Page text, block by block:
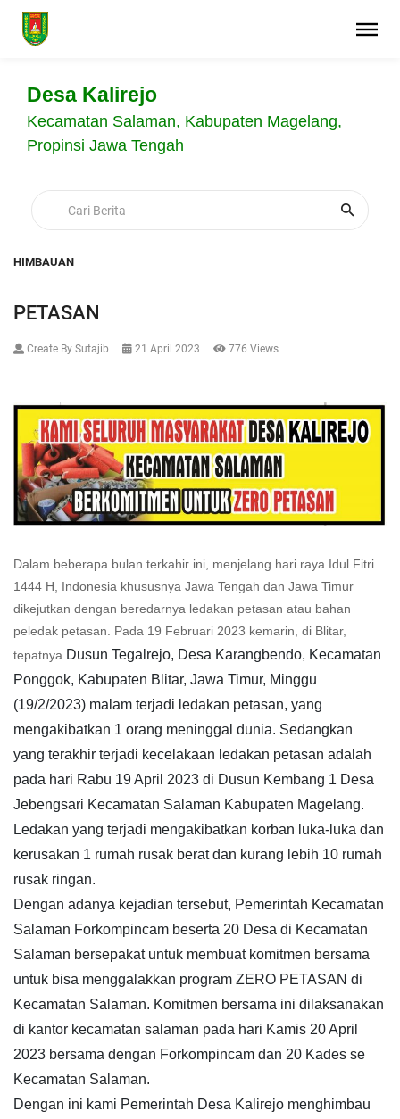
Desa Kalirejo
Kecamatan Salaman, Kabupaten Magelang,
Propinsi Jawa Tengah
HIMBAUAN
PETASAN
Create By Sutajib 21 April 2023 776 Views
Dalam beberapa bulan terkahir ini, menjelang hari raya Idul Fitri
1444 H, Indonesia khususnya Jawa Tengah dan Jawa Timur
dikejutkan dengan beredarnya ledakan petasan atau bahan
peledak petasan. Pada 19 Februari 2023 kemarin, di Blitar,
tepatnya Dusun Tegalrejo, Desa Karangbendo, Kecamatan
Ponggok, Kabupaten Blitar, Jawa Timur, Minggu
(19/2/2023) malam terjadi ledakan petasan, yang
mengakibatkan 1 orang meninggal dunia. Sedangkan
yang terakhir terjadi kecelakaan ledakan petasan adalah
pada hari Rabu 19 April 2023 di Dusun Kembang 1 Desa
Jebengsari Kecamatan Salaman Kabupaten Magelang.
Ledakan yang terjadi mengakibatkan korban luka-luka dan
kerusakan 1 rumah rusak berat dan kurang lebih 10 rumah
rusak ringan.
Dengan adanya kejadian tersebut, Pemerintah Kecamatan
Salaman Forkompincam beserta 20 Desa di Kecamatan
Salaman bersepakat untuk membuat komitmen bersama
untuk bisa menggalakkan program ZERO PETASAN di
Kecamatan Salaman. Komitmen bersama ini dilaksanakan
di kantor kecamatan salaman pada hari Kamis 20 April
2023 bersama dengan Forkompincam dan 20 Kades se
Kecamatan Salaman.
Dengan ini kami Pemerintah Desa Kalirejo menghimbau